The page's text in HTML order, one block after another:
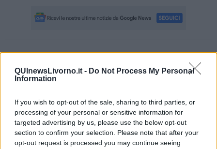
QUInewsLivorno.it - Do Not Process My Personal
Information
If you wish to opt-out of the sale, sharing to third parties, or
processing of your personal or sensitive information for
targeted advertising by us, please use the below opt-out
section to confirm your selection. Please note that after your
opt-out request is processed you may continue seeing
Se vuoi leggere le notizie principali della Toscana iscriviti alla
Arriva gratis tutti i giorni
alle 20:00 direttamente nella tua casella di posta.
Fotogallery